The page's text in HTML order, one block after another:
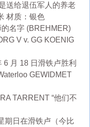
送给退伍军人的养老
材质：银色
名字 (BREHMER)
V v. GG KOENIG
6 月 18 日滑铁卢胜利
GEWIDMET
TARRENT “他们不
期日在滑铁卢（今比